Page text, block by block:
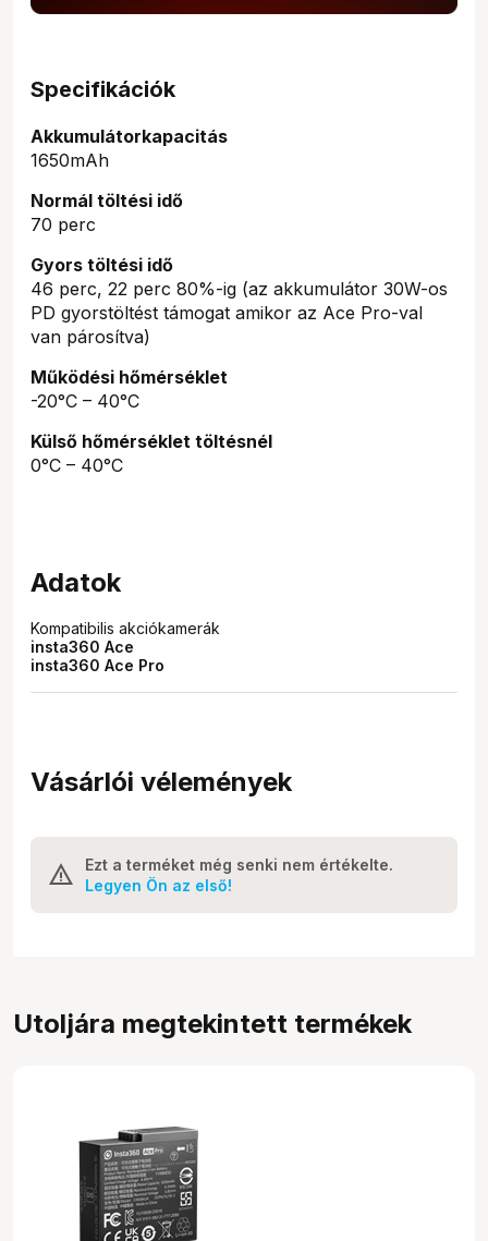
Specifikációk
Akkumulátorkapacitás
1650mAh
Normál töltési idő
70 perc
Gyors töltési idő
46 perc, 22 perc 80%-ig (az akkumulátor 30W-os
PD gyorstöltést támogat amikor az Ace Pro-val
van párosítva)
Működési hőmérséklet
-20°C – 40°C
Külső hőmérséklet töltésnél
0°C – 40°C
Adatok
Kompatibilis akciókamerák
insta360 Ace
insta360 Ace Pro
Vásárlói vélemények
Ezt a terméket még senki nem értékelte.
Legyen Ön az első!
Utoljára megtekintett termékek